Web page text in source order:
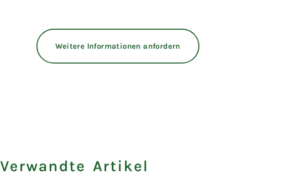
Weitere Informationen anfordern
Verwandte Artikel